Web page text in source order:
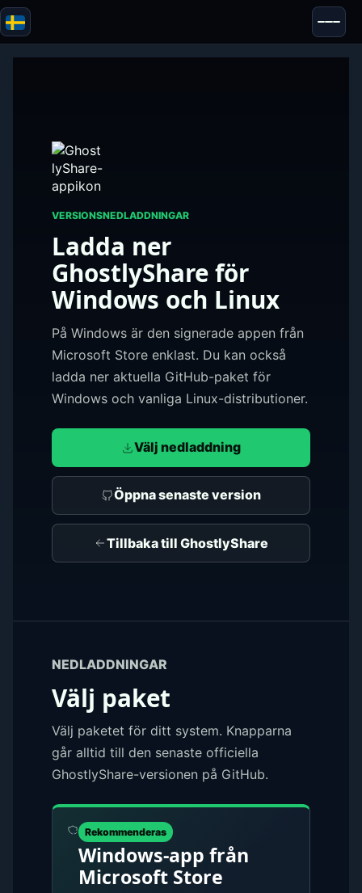
Blazor
Säkerhet & Anonymitet
VERSIONSNEDLADDNINGAR
Ladda ner
GhostlyShare för
Windows och Linux
På Windows är den signerade appen från
Microsoft Store enklast. Du kan också
ladda ner aktuella GitHub-paket för
Windows och vanliga Linux-distributioner.
Välj nedladdning
Öppna senaste version
Tillbaka till GhostlyShare
NEDLADDNINGAR
Välj paket
Välj paketet för ditt system. Knapparna
går alltid till den senaste officiella
GhostlyShare-versionen på GitHub.
Rekommenderas
Windows-app från
Microsoft Store